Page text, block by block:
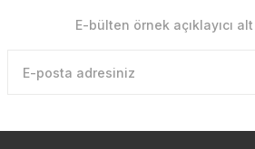
E-bülten örnek açıklayıcı